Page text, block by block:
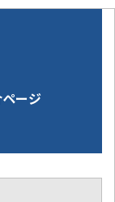
ージ